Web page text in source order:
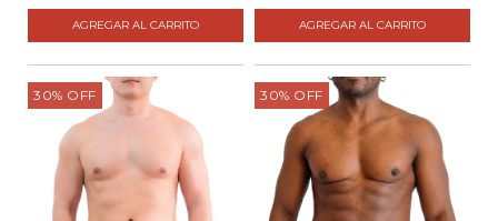
AGREGAR AL CARRITO AGREGAR AL CARRITO
30% OFF 30% OFF